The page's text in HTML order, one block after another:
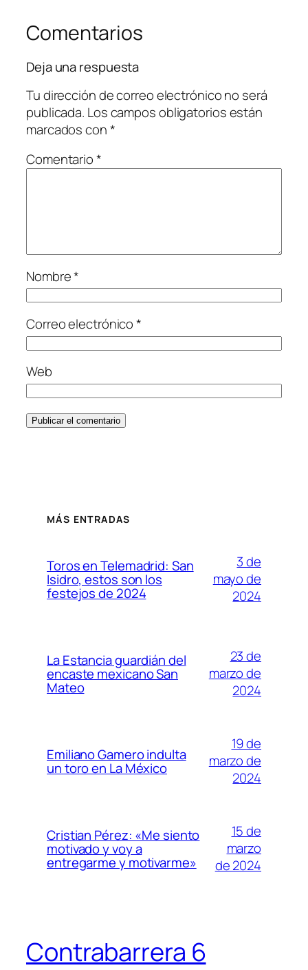
Comentarios
Deja una respuesta
Tu dirección de correo electrónico no será
publicada. Los campos obligatorios están
marcados con*
Comentario*
Nombre*
Correo electrónico*
Web
MÁS ENTRADAS
Toros en Telemadrid: San
Isidro, estos son los
festejos de 2024
3 de
mayo de
2024
La Estancia guardián del
encaste mexicano San
Mateo
23 de
marzo de
2024
Emiliano Gamero indulta
un toro en La México
19 de
marzo de
2024
Cristian Pérez: «Me siento
motivado y voy a
entregarme y motivarme»
15 de
marzo
de 2024
Contrabarrera 6